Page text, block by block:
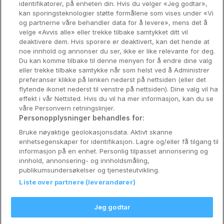
Bergen
Utforsk Norden
Om Coop HotellKupp
Konkurranse
Koselig avbrekk
Velvære i var
Premiumhotell
Venninnetur
Reservasjonsspørsmål:
Hotellsupport:scandinavian@digibreaks.com
identifikatorer, på enheten din. Hvis du velger «Jeg godtar»,
kan sporingsteknologier støtte formålene som vises under «Vi
og partnerne våre behandler data for å levere», mens det å
velge «Avvis alle» eller trekke tilbake samtykket ditt vil
deaktivere dem. Hvis sporere er deaktivert, kan det hende at
noe innhold og annonser du ser, ikke er like relevante for deg.
Du kan komme tilbake til denne menyen for å endre dine valg
eller trekke tilbake samtykke når som helst ved å Administrer
preferanser klikke på lenken nederst på nettsiden (eller det
flytende ikonet nederst til venstre på nettsiden). Dine valg vil ha
effekt i vår Nettsted. Hvis du vil ha mer informasjon, kan du se
våre Personvern retningslinjer.
Personopplysninger behandles for:
Bruke nøyaktige geolokasjonsdata. Aktivt skanne
enhetsegenskaper for identifikasjon. Lagre og/eller få tilgang til
informasjon på en enhet. Personlig tilpasset annonsering og
innhold, annonsering- og innholdsmåling,
publikumsundersøkelser og tjenesteutvikling.
Liste over partnere (leverandører)
Jeg godtar